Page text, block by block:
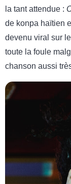
la tant attendue :
de konpa haïtien
devenu viral sur
toute la foule
chanson aussi